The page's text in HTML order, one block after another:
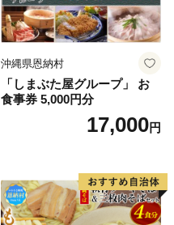
沖縄県恩納村
「しまぶた屋グループ」 お
食事券 5,000円分
17,000円